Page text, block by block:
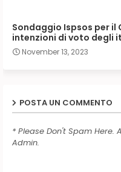
Sondaggio Ispsos per il
intenzioni di voto degli
November 13, 2023
POSTA UN COMMENTO
* Please Don't Spam Here.
Admin.